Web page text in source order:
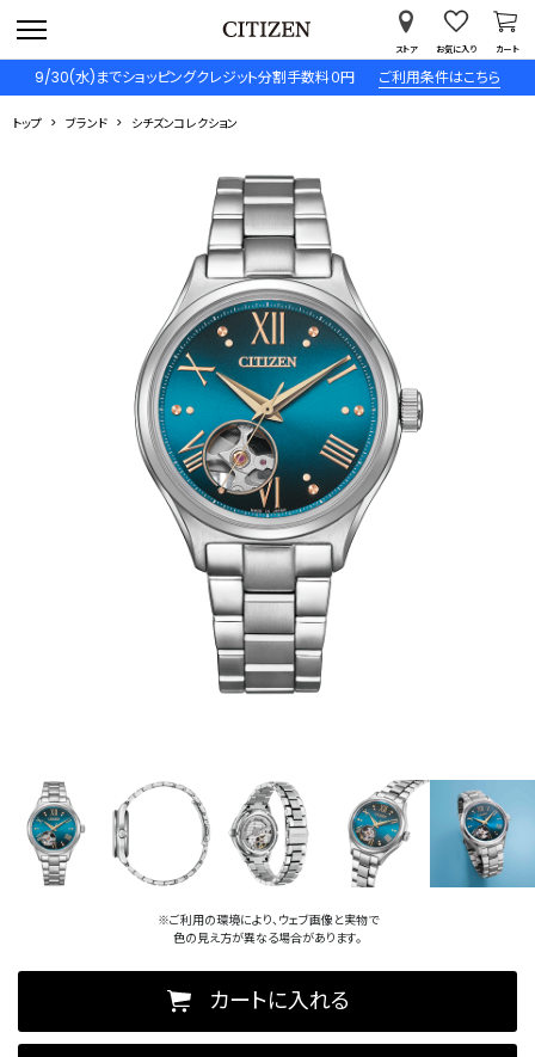
9/30(水)までショッピングクレジット分割手数料０円 ご利用条件はこちら
ストア お気に入り カート
トップ ブランド シチズンコレクション
※ご利用の環境により、ウェブ画像と実物で
色の見え方が異なる場合があります。
カートに入れる